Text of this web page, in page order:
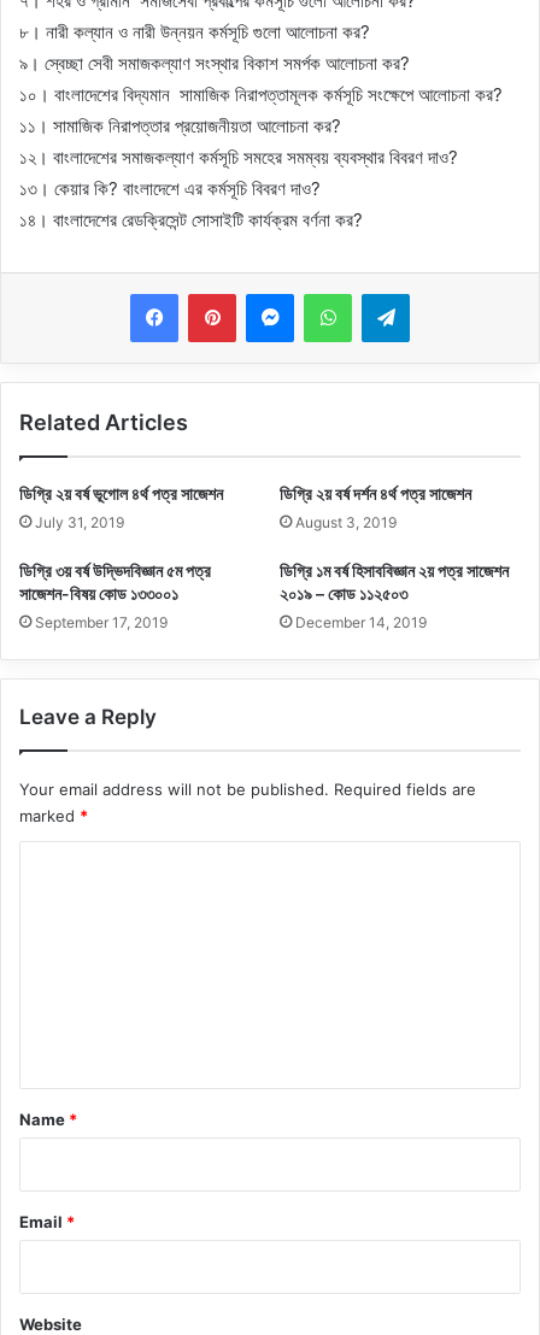
৮। নারী কল্যান ও নারী উন্নয়ন কর্মসূচি গুলো আলোচনা কর?
৯। স্বেচ্ছা সেবী সমাজকল্যাণ সংস্থার বিকাশ সমর্পক আলোচনা কর?
১০। বাংলাদেশের বিদ্যমান সামাজিক নিরাপত্তামূলক কর্মসূচি সংক্ষেপে আলোচনা কর?
১১। সামাজিক নিরাপত্তার প্রয়োজনীয়তা আলোচনা কর?
১২। বাংলাদেশের সমাজকল্যাণ কর্মসূচি সমহের সমম্বয় ব্যবস্থার বিবরণ দাও?
১৩। কেয়ার কি? বাংলাদেশে এর কর্মসূচি বিবরণ দাও?
১৪। বাংলাদেশের রেডক্রিসেন্ট সোসাইটি কার্যক্রম বর্ণনা কর?
MessengerWhatsAppTelegram
Related Articles
ডিগ্রি ২য় বর্ষ ভূগোল ৪র্থ পত্র সাজেশন
July 31, 2019
ডিগ্রি ২য় বর্ষ দর্শন ৪র্থ পত্র সাজেশন
August 3, 2019
ডিগ্রি ৩য় বর্ষ উদ্ভিদবিজ্ঞান ৫ম পত্র
সাজেশন-বিষয় কোড ১৩৩০০১
September 17, 2019
ডিগ্রি ১ম বর্ষ হিসাববিজ্ঞান ২য় পত্র সাজেশন
২০১৯ – কোড ১১২৫০৩
December 14, 2019
Leave a Reply
Your email address will not be published. Required fields are
marked *
*
Name *
Email *
Website